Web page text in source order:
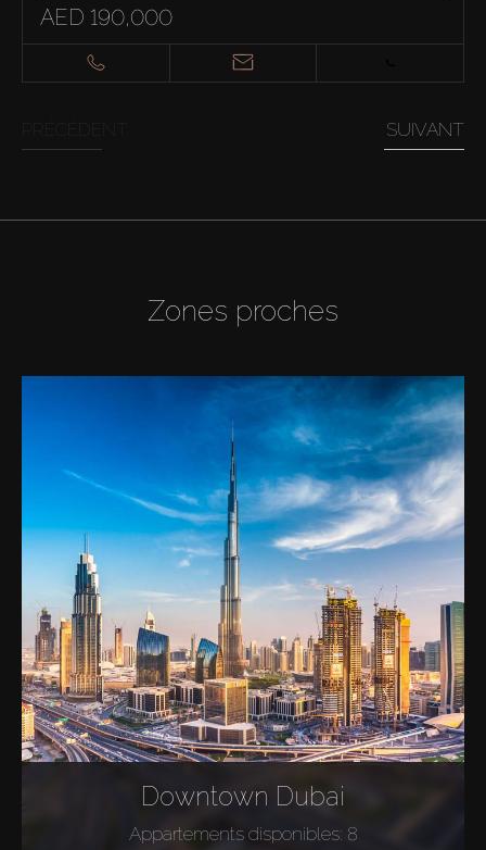
AED 190,000
SUIVANT
Zones proches
Downtown Dubai
Appartements disponibles: 8